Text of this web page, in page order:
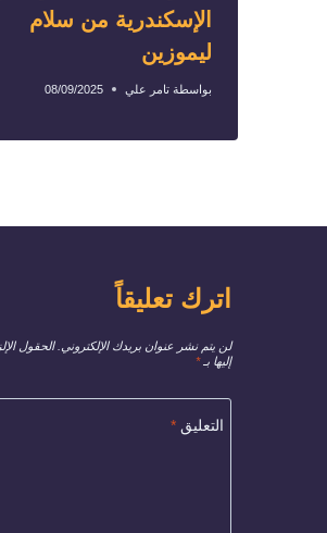
الإسكندرية من سلام
ليموزين
بواسطة تامر علي 08/09/2025
اترك تعليقاً
لن يتم نشر عنوان بريدك الإلكتروني. الحقول
إليها بـ*
التعليق *